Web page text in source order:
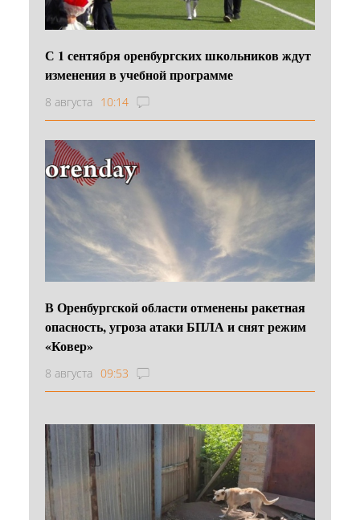
С 1 сентября оренбургских школьников ждут
изменения в учебной программе
8 августа 10:14
В Оренбургской области отменены ракетная
опасность, угроза атаки БПЛА и снят режим
«Ковер»
8 августа 09:53